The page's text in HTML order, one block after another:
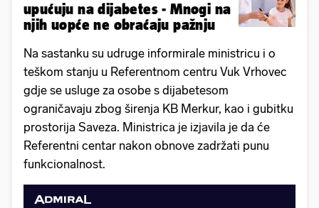
upućuju na dijabetes - Mnogi na
njih uopće ne obraćaju pažnju
Na sastanku su udruge informirale ministricu i o
teškom stanju u Referentnom centru Vuk Vrhovec
gdje se usluge za osobe s dijabetesom
ograničavaju zbog širenja KB Merkur, kao i gubitku
prostorija Saveza. Ministrica je izjavila je da će
Referentni centar nakon obnove zadržati punu
funkcionalnost.